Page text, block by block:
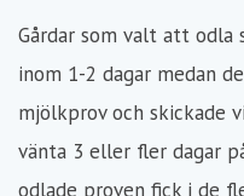
Gårdar som valt att odla
inom 1-2 dagar medan
mjölkprov och skickade
vänta 3 eller fler dagar
odlade proven fick i de